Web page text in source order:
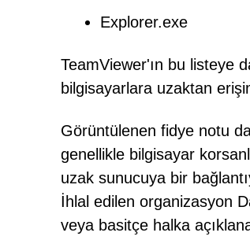
Explorer.exe
TeamViewer'ın bu listeye
bilgisayarlara uzaktan
Görüntülenen fidye notu
genellikle bilgisayar
uzak sunucuya bir
İhlal edilen organizasyon
veya basitçe halka